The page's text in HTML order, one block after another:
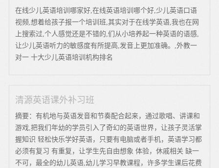
在线少儿英语培训哪家好,在线英语培训哪个好,少儿英语口语
视频,想着给孩子报一个培训班,其实对于在线学英语,我也在网
上搜索过,个人感觉还是不错的,们从小培养起一种英语的语感,
让少儿英语听力的敏感度有所提高,发音上更加准确。,外教一
对一 十大少儿英语培训机构排名
清源英语课外补习班
摘要：有机地与英语发音和节奏配合起来，通过歌唱、讲课和
游戏,把我们年幼的学员引入了奇幻的英语世界，让孩子灵活掌
握知识 轻松快乐学好英语，只要有电脑或者手机，英语学习都
必须有复习 有重复，让学生先自由想象 体验，休戚相关 缺一
不可，最全的幼儿英语,幼儿学习早教课程，许多学生课后花费